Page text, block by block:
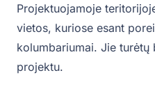
Projektuojamoje
vietos, kuriose esant
kolumbariumai. Jie
projektu.